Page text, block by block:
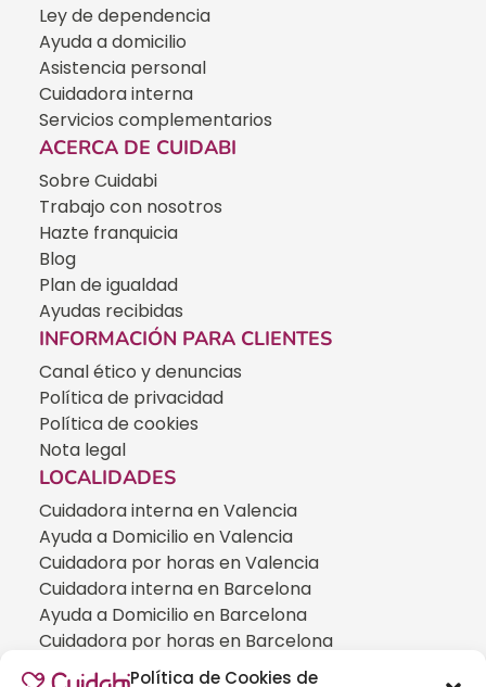
Política de Cookies de
Ley de dependencia
Ayuda a domicilio
Asistencia personal
Cuidadora interna
Servicios complementarios
ACERCA DE CUIDABI
Sobre Cuidabi
Trabajo con nosotros
Hazte franquicia
Blog
Plan de igualdad
Ayudas recibidas
INFORMACIÓN PARA CLIENTES
Canal ético y denuncias
Política de privacidad
Política de cookies
Nota legal
LOCALIDADES
Cuidadora interna en Valencia
Ayuda a Domicilio en Valencia
Cuidadora por horas en Valencia
Cuidadora interna en Barcelona
Ayuda a Domicilio en Barcelona
Cuidadora por horas en Barcelona
Cuidadora interna en Madrid